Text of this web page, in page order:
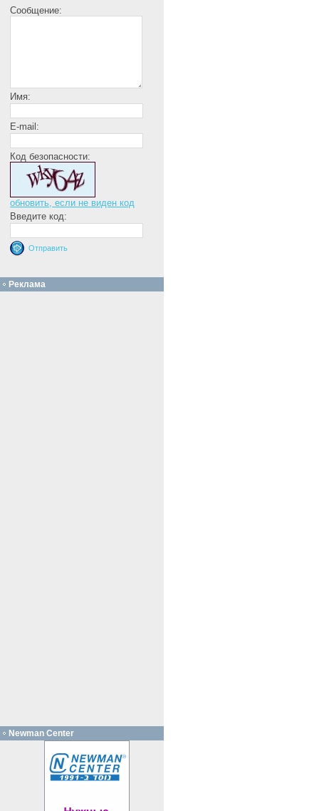
Сообщение:
Имя:
E-mail:
Код безопасности:
обновить, если не виден код
Введите код:
Реклама
Newman Center